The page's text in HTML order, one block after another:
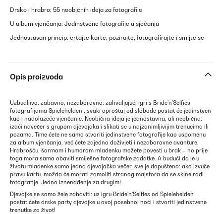
Drsko i hrabro: 55 neobičnih ideja za fotografije
U album vjenčanja: Jedinstvene fotografije u sjećanju
Jednostavan princip: crtajte karte, pozirajte, fotografirajte i smijte se
Opis proizvoda
Uzbudljivo, zabavno, nezaboravno: zahvaljujući igri s Bride'n'Selfies
fotografijama Spielehelden , svaki oproštaj od slobode postat će jedinstven
kao i nadolazeće vjenčanje. Neobična ideja je jednostavna, ali neobična:
izaći navečer s grupom djevojaka i slikati se u najzanimljivijim trenucima ili
pozama. Time ćete ne samo stvoriti jedinstvene fotografije kao uspomenu
za album vjenčanja, već ćete zajedno doživjeti i nezaboravne avanture.
Hrabrošću, šarmom i humorom mladenku možete povesti u brak – no prije
toga mora sama obaviti smiješne fotografske zadatke. A budući da je u
životu mladenke samo jedna djevojačka večer, sve je dopušteno: ako izvuče
pravu kartu, možda će morati zamoliti stranog majstora da se skine radi
fotografije. Jedno iznenađenje za drugim!
Djevojke se samo žele zabaviti: uz igru ​​Bride'n'Selfies od Spielehelden
postat ćete drske party djevojke u ovoj posebnoj noći i stvoriti jedinstvene
trenutke za život!